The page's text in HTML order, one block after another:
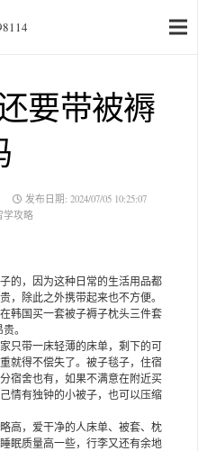
要带被褥
发布日期: 2024/07/05 10:25:07
学攻略
的，因为这种日常的生活用品都
，除此之外携带起来也不方便。
韩国买一套被子褥子枕头三件套
。
只带一床轻薄的床单，剩下的可
就得不偿失了。被子毯子，住宿
宿舍也有，如果不满意在附近买
情有独钟的小被子，也可以压缩
高，爱干净的人床单、被套、枕
眠质量高一些，行李又还有余地